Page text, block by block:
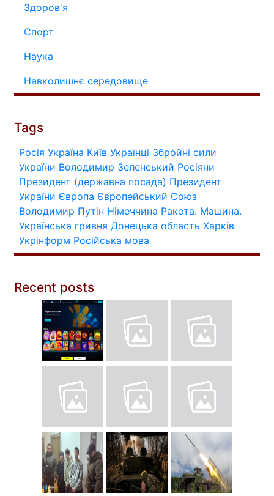
Здоров'я
Спорт
Наука
Навколишнє середовище
Tags
Росія Україна Київ Українці Збройні сили
України Володимир Зеленський Росіяни
Президент (державна посада) Президент
України Європа Європейський Союз
Володимир Путін Німеччина Ракета. Машина.
Українська гривня Донецька область Харків
Укрінформ Російська мова
Recent posts